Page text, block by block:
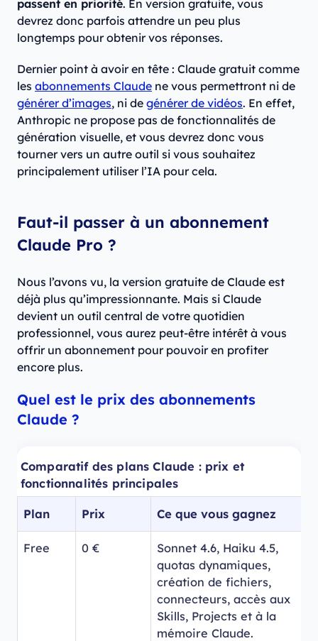
passent en priorité. En version gratuite, vous
devrez donc parfois attendre un peu plus
longtemps pour obtenir vos réponses.
Dernier point à avoir en tête : Claude gratuit comme
les abonnements Claude ne vous permettront ni de
générer d’images, ni de générer de vidéos. En effet,
Anthropic ne propose pas de fonctionnalités de
génération visuelle, et vous devrez donc vous
tourner vers un autre outil si vous souhaitez
principalement utiliser l’IA pour cela.
Faut-il passer à un abonnement
Claude Pro ?
Nous l’avons vu, la version gratuite de Claude est
déjà plus qu’impressionnante. Mais si Claude
devient un outil central de votre quotidien
professionnel, vous aurez peut-être intérêt à vous
offrir un abonnement pour pouvoir en profiter
encore plus.
Quel est le prix des abonnements
Claude ?
Comparatif des plans Claude : prix et
fonctionnalités principales
Plan Prix Ce que vous gagnez
Free 0 €
Sonnet 4.6, Haiku 4.5,
quotas dynamiques,
création de fichiers,
connecteurs, accès aux
Skills, Projects et à la
mémoire Claude.